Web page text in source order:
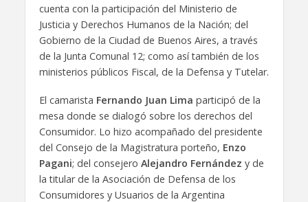
cuenta con la participación del Ministerio de
Justicia y Derechos Humanos de la Nación; del
Gobierno de la Ciudad de Buenos Aires, a través
de la Junta Comunal 12; como así también de los
ministerios públicos Fiscal, de la Defensa y Tutelar.
El camarista Fernando Juan Lima participó de la
mesa donde se dialogó sobre los derechos del
Consumidor. Lo hizo acompañado del presidente
del Consejo de la Magistratura porteño, Enzo
Pagani; del consejero Alejandro Fernández y de
la titular de la Asociación de Defensa de los
Consumidores y Usuarios de la Argentina